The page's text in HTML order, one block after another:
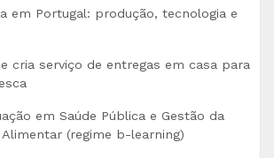
em Portugal: produção, tecnologia e
cria serviço de entregas em casa para
em Saúde Pública e Gestão da
Alimentar (regime b-learning)